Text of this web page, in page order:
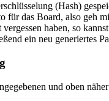
(Hash)
für das Board, also geh
haben, so
ein neu generiertes
und oben